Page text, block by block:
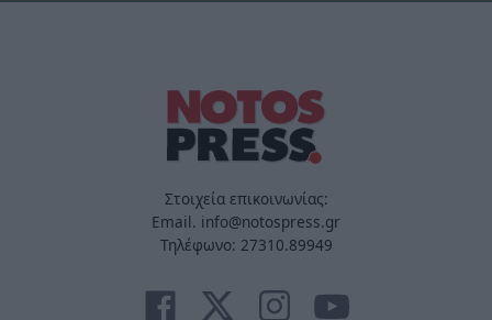
Στοιχεία επικοινωνίας:
Email. info@notospress.gr
Τηλέφωνο: 27310.89949